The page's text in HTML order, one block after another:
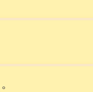
。